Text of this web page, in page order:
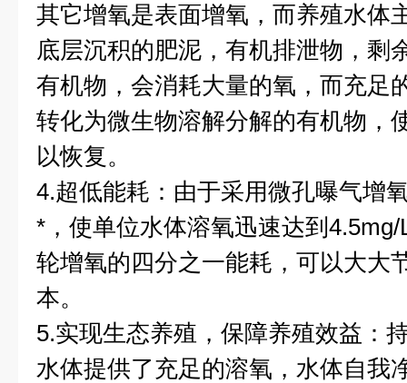
其它增氧是表面增氧，而养殖水体
底层沉积的肥泥，有机排泄物，剩
有机物，会消耗大量的氧，而充足
转化为微生物溶解分解的有机物，
以恢复。
4.超低能耗：由于采用微孔曝气增
*，使单位水体溶氧迅速达到
轮增氧的四分之一能耗，可以大大
本。
5.实现生态养殖，保障养殖效益：
水体提供了充足的溶氧，水体自我